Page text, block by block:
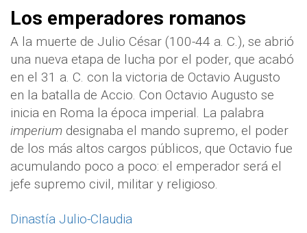
Los emperadores romanos
A la muerte de Julio César (100-44 a. C.), se abrió
una nueva etapa de lucha por el poder, que acabó
en el 31 a. C. con la victoria de Octavio Augusto
en la batalla de Accio. Con Octavio Augusto se
inicia en Roma la época imperial. La palabra
imperium designaba el mando supremo, el poder
de los más altos cargos públicos, que Octavio fue
acumulando poco a poco: el emperador será el
jefe supremo civil, militar y religioso.
Dinastía Julio-Claudia